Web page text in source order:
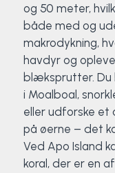
og 50 meter,
både med og
makrodykning,
havdyr og
blæksprutter. Du
i Moalboal,
eller udforske et
på øerne – det
Ved Apo Island
koral, der er en